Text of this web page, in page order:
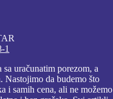
1
sa uračunatim porezom, a
Nastojimo da budemo što
i samih cena, ali ne možemo